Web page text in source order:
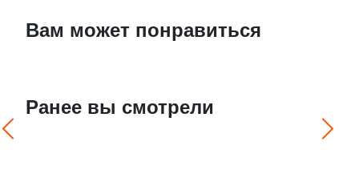
Вам может понравиться
Ранее вы смотрели